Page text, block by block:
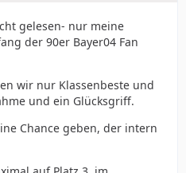
gelesen- nur meine
der 90er Bayer04 Fan
wir nur Klassenbeste und
und ein Glücksgriff.
Chance geben, der intern